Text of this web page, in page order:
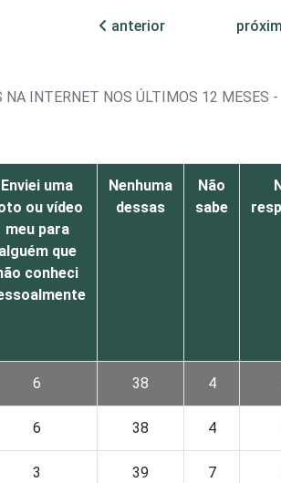
anterior
NA INTERNET NOS ÚLTIMOS 12 MESES -
Enviei uma
ou vídeo
meu para
alguém que
conheci
Nenhuma
dessas
Não
sabe
6 38 4
6 38 4
3 39 7